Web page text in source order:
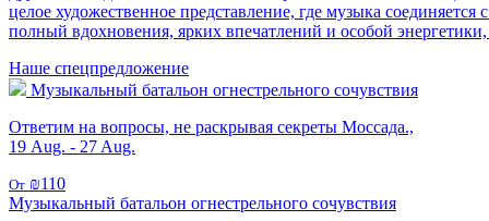
целое художественное представление, где музыка
полный вдохновения, ярких впечатлений и особой
Наше спецпредложение
Музыкальный батальон огнестрельного сочувствия
Ответим на вопросы, не раскрывая секреты Моссада.,
19 Aug. - 27 Aug.
От ₪110
Музыкальный батальон огнестрельного сочувствия